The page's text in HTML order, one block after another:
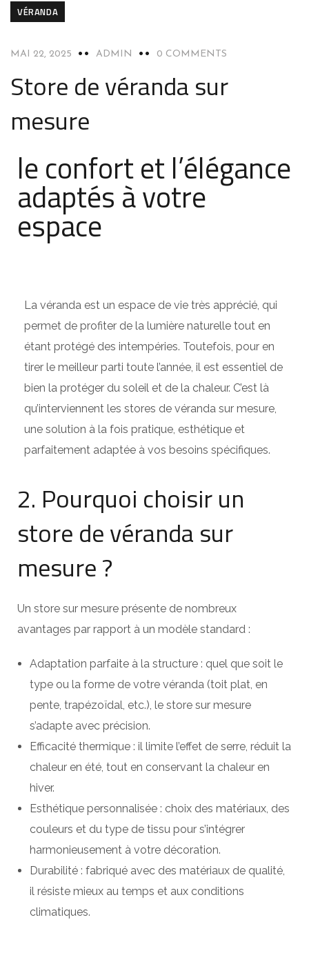
VÉRANDA
MAI 22, 2025 ADMIN 0 COMMENTS
Store de véranda sur
mesure
le confort et l’élégance
adaptés à votre
espace
La véranda est un espace de vie très apprécié, qui
permet de profiter de la lumière naturelle tout en
étant protégé des intempéries. Toutefois, pour en
tirer le meilleur parti toute l’année, il est essentiel de
bien la protéger du soleil et de la chaleur. C’est là
qu’interviennent les stores de véranda sur mesure,
une solution à la fois pratique, esthétique et
parfaitement adaptée à vos besoins spécifiques.
2. Pourquoi choisir un
store de véranda sur
mesure ?
Un store sur mesure présente de nombreux
avantages par rapport à un modèle standard :
Adaptation parfaite à la structure : quel que soit le
type ou la forme de votre véranda (toit plat, en
pente, trapézoïdal, etc.), le store sur mesure
s’adapte avec précision.
Efficacité thermique : il limite l’effet de serre, réduit la
chaleur en été, tout en conservant la chaleur en
hiver.
Esthétique personnalisée : choix des matériaux, des
couleurs et du type de tissu pour s’intégrer
harmonieusement à votre décoration.
Durabilité : fabriqué avec des matériaux de qualité,
il résiste mieux au temps et aux conditions
climatiques.